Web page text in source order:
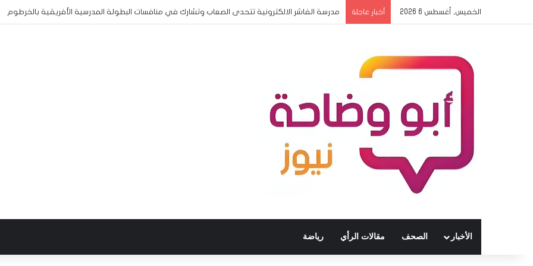
الخميس, أغسطس 6 2026 أخبار عاجلة مدرسة الفاشر الالكترونية تتحدى الصعاب وتشارك في منافسات البطولة المدرسية الأفريقية بالخرطوم
الأخبار الصحف مقالات الرأي رياضة